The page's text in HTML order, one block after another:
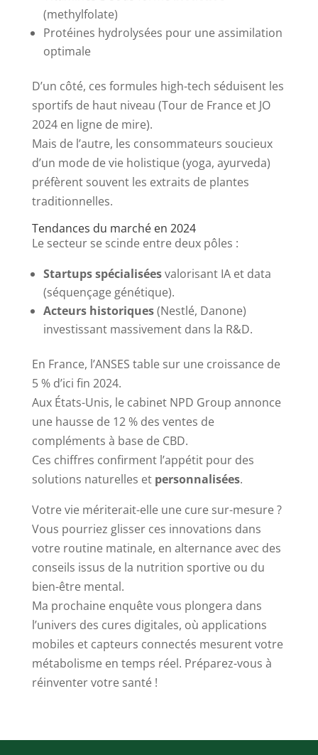
(methylfolate)
Protéines hydrolysées pour une assimilation
optimale
D’un côté, ces formules high-tech séduisent les
sportifs de haut niveau (Tour de France et JO
2024 en ligne de mire).
Mais de l’autre, les consommateurs soucieux
d’un mode de vie holistique (yoga, ayurveda)
préfèrent souvent les extraits de plantes
traditionnelles.
Tendances du marché en 2024
Le secteur se scinde entre deux pôles :
Startups spécialiséesvalorisant IA et data
(séquençage génétique).
Acteurs historiques(Nestlé, Danone)
investissant massivement dans la R&D.
En France, l’ANSES table sur une croissance de
5 % d’ici fin 2024.
Aux États-Unis, le cabinet NPD Group annonce
une hausse de 12 % des ventes de
compléments à base de CBD.
Ces chiffres confirment l’appétit pour des
solutions naturelles et personnalisées.
Votre vie mériterait-elle une cure sur-mesure ?
Vous pourriez glisser ces innovations dans
votre routine matinale, en alternance avec des
conseils issus de la nutrition sportive ou du
bien-être mental.
Ma prochaine enquête vous plongera dans
l’univers des cures digitales, où applications
mobiles et capteurs connectés mesurent votre
métabolisme en temps réel. Préparez-vous à
réinventer votre santé !